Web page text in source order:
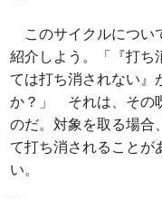
このサイクルについ
紹介しよう。「『打ち
ては打ち消されない』
か？」 それは、その
のだ。対象を取る場合
て打ち消されることが
い。